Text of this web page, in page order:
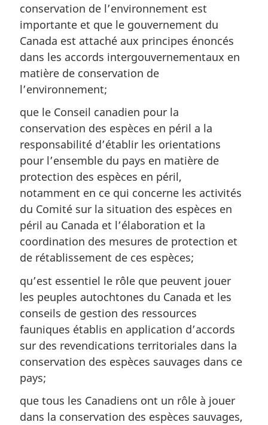
conservation de l’environnement est
importante et que le gouvernement du
Canada est attaché aux principes énoncés
dans les accords intergouvernementaux en
matière de conservation de
l’environnement;
que le Conseil canadien pour la
conservation des espèces en péril a la
responsabilité d’établir les orientations
pour l’ensemble du pays en matière de
protection des espèces en péril,
notamment en ce qui concerne les activités
du Comité sur la situation des espèces en
péril au Canada et l’élaboration et la
coordination des mesures de protection et
de rétablissement de ces espèces;
qu’est essentiel le rôle que peuvent jouer
les peuples autochtones du Canada et les
conseils de gestion des ressources
fauniques établis en application d’accords
sur des revendications territoriales dans la
conservation des espèces sauvages dans ce
pays;
que tous les Canadiens ont un rôle à jouer
dans la conservation des espèces sauvages,